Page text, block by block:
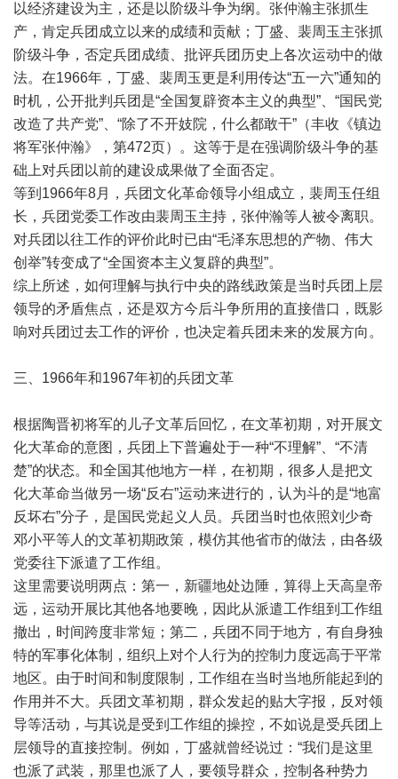
以经济建设为主，还是以阶级斗争为纲。张仲瀚主张抓生
产，肯定兵团成立以来的成绩和贡献；丁盛、裴周玉主张抓
阶级斗争，否定兵团成绩、批评兵团历史上各次运动中的做
法。在1966年，丁盛、裴周玉更是利用传达“五一六”通知的
时机，公开批判兵团是“全国复辟资本主义的典型”、“国民党
改造了共产党”、“除了不开妓院，什么都敢干”（丰收《镇边
将军张仲瀚》，第472页）。这等于是在强调阶级斗争的基
础上对兵团以前的建设成果做了全面否定。
等到1966年8月，兵团文化革命领导小组成立，裴周玉任组
长，兵团党委工作改由裴周玉主持，张仲瀚等人被令离职。
对兵团以往工作的评价此时已由“毛泽东思想的产物、伟大
创举”转变成了“全国资本主义复辟的典型”。
综上所述，如何理解与执行中央的路线政策是当时兵团上层
领导的矛盾焦点，还是双方今后斗争所用的直接借口，既影
响对兵团过去工作的评价，也决定着兵团未来的发展方向。
三、1966年和1967年初的兵团文革
根据陶晋初将军的儿子文革后回忆，在文革初期，对开展文
化大革命的意图，兵团上下普遍处于一种“不理解”、“不清
楚”的状态。和全国其他地方一样，在初期，很多人是把文
化大革命当做另一场“反右”运动来进行的，认为斗的是“地富
反坏右”分子，是国民党起义人员。兵团当时也依照刘少奇
邓小平等人的文革初期政策，模仿其他省市的做法，由各级
党委往下派遣了工作组。
这里需要说明两点：第一，新疆地处边陲，算得上天高皇帝
远，运动开展比其他各地要晚，因此从派遣工作组到工作组
撤出，时间跨度非常短；第二，兵团不同于地方，有自身独
特的军事化体制，组织上对个人行为的控制力度远高于平常
地区。由于时间和制度限制，工作组在当时当地所能起到的
作用并不大。兵团文革初期，群众发起的贴大字报，反对领
导等活动，与其说是受到工作组的操控，不如说是受兵团上
层领导的直接控制。例如，丁盛就曾经说过：“我们是这里
也派了武装，那里也派了人，要领导群众，控制各种势力